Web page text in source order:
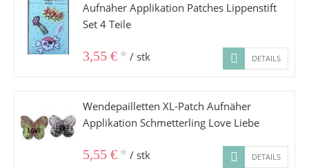
Aufnäher Applikation Patches Lippenstift
Set 4 Teile
3,55 € * / stk DETAILS
Wendepailletten XL-Patch Aufnäher
Applikation Schmetterling Love Liebe
5,55 € * / stk DETAILS